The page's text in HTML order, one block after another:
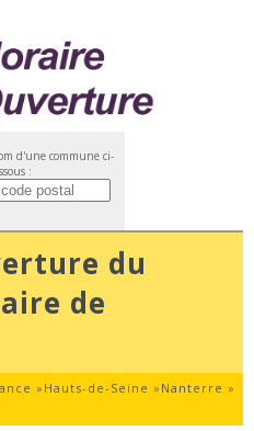
d'une commune ci-
:
du
de
» Hauts-de-Seine » Nanterre »